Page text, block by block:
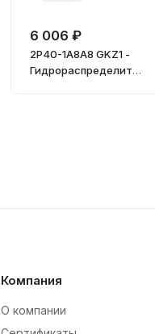
6 006 ₽
2Р40-1А8A8 GKZ1 -
Гидрораспределител
Компания
О компании